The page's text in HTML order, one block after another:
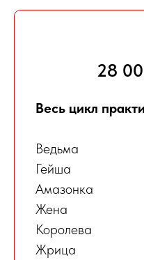
28
Весь цикл
Ведьма
Гейша
Амазонка
Жена
Королева
Жрица